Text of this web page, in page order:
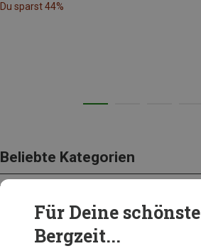
Du sparst 44%
Beliebte Kategorien
BEKLEIDUNG
Für Deine schönste
Bergzeit...